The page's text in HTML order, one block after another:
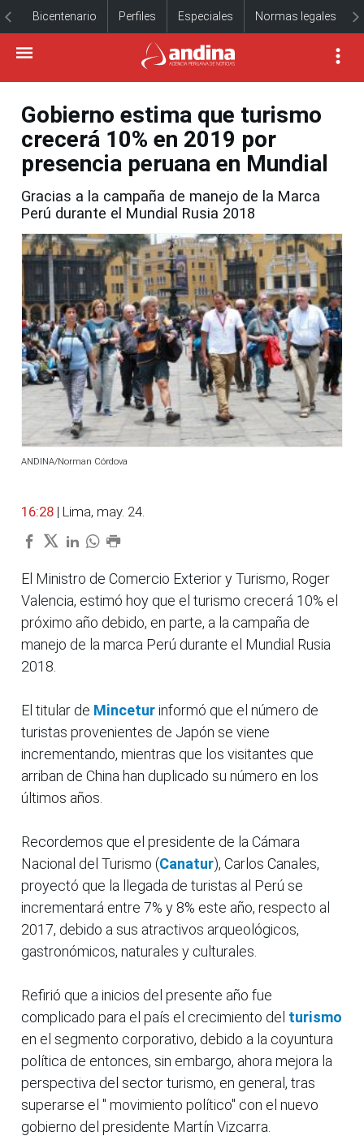
Bicentenario Perfiles Especiales Normas legales
Gobierno estima que turismo
crecerá 10% en 2019 por
presencia peruana en Mundial
Gracias a la campaña de manejo de la Marca
Perú durante el Mundial Rusia 2018
ANDINA/Norman Córdova
16:28 | Lima, may. 24.
El Ministro de Comercio Exterior y Turismo, Roger
Valencia, estimó hoy que el turismo crecerá 10% el
próximo año debido, en parte, a la campaña de
manejo de la marca Perú durante el Mundial Rusia
2018.
El titular de Minceturinformó que el número de
turistas provenientes de Japón se viene
incrementando, mientras que los visitantes que
arriban de China han duplicado su número en los
últimos años.
Recordemos que el presidente de la Cámara
Nacional del Turismo (Canatur), Carlos Canales,
proyectó que la llegada de turistas al Perú se
incrementará entre 7% y 8% este año, respecto al
2017, debido a sus atractivos arqueológicos,
gastronómicos, naturales y culturales.
Refirió que a inicios del presente año fue
complicado para el país el crecimiento del turismo
en el segmento corporativo, debido a la coyuntura
política de entonces, sin embargo, ahora mejora la
perspectiva del sector turismo, en general, tras
superarse el " movimiento político" con el nuevo
gobierno del presidente Martín Vizcarra.